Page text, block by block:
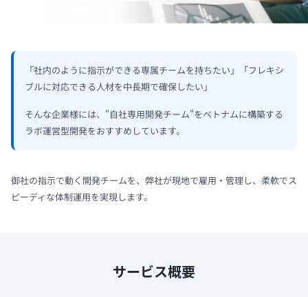
「社内のように指示ができる専属チームを持ちたい」
「フレキシ
ブルに対応できる人材を中長期で確保したい」
そんな企業様には、"自社専用開発チーム"をベトナムに構築する
ラボ運営型開発をおすすめしています。
御社の指示で動く開発チームを、弊社が現地で雇用・管理し、柔軟でス
ピーディな体制運用を実現します。
サービス概要